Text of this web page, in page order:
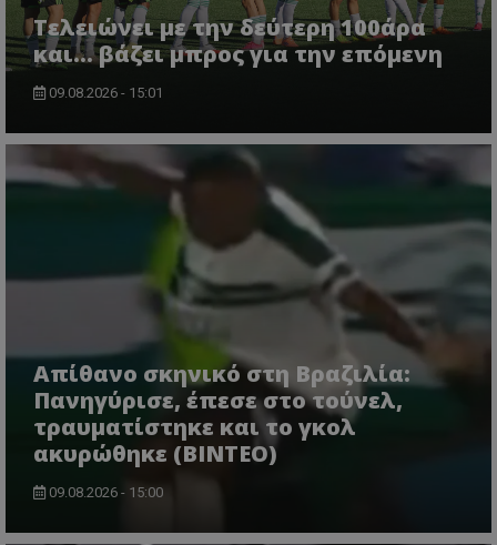
Τελειώνει με την δεύτερη 100άρα
και... βάζει μπρος για την επόμενη
09.08.2026 - 15:01
Απίθανο σκηνικό στη Βραζιλία:
Πανηγύρισε, έπεσε στο τούνελ,
τραυματίστηκε και το γκολ
ακυρώθηκε (BINTEO)
09.08.2026 - 15:00